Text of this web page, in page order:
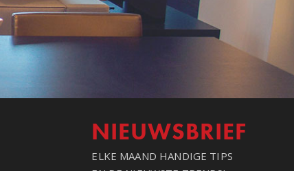
NIEUWSBRIEF
ELKE MAAND HANDIGE TIPS